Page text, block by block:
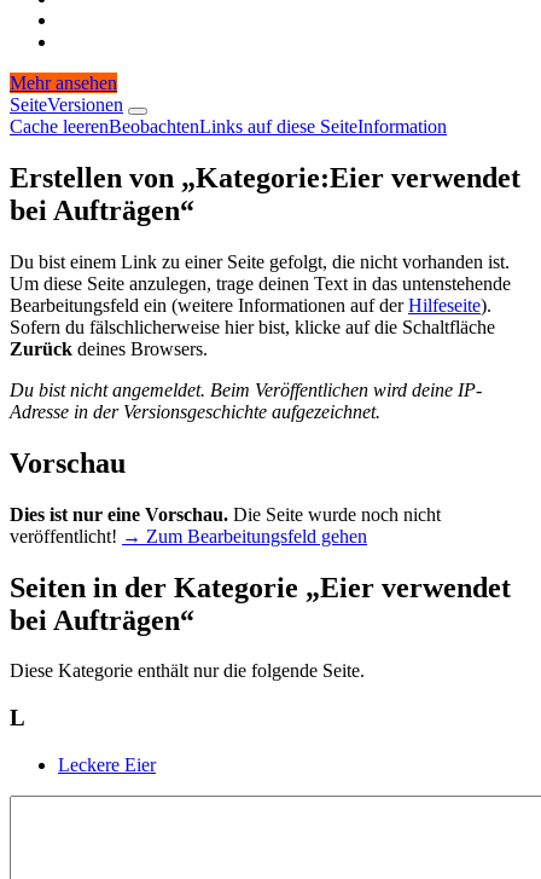
Mehr ansehen
SeiteVersionen
Cache leerenBeobachtenLinks auf diese SeiteInformation
Erstellen von „Kategorie:Eier verwendet
bei Aufträgen“
Du bist einem Link zu einer Seite gefolgt, die nicht vorhanden ist.
Um diese Seite anzulegen, trage deinen Text in das untenstehende
Bearbeitungsfeld ein (weitere Informationen auf derHilfeseite).
Sofern du fälschlicherweise hier bist, klicke auf die Schaltfläche
Zurück deines Browsers.
Du bist nicht angemeldet. Beim Veröffentlichen wird deine IP-
Adresse in der Versionsgeschichte aufgezeichnet.
Vorschau
Dies ist nur eine Vorschau. Die Seite wurde noch nicht
veröffentlicht! → Zum Bearbeitungsfeld gehen
Seiten in der Kategorie „Eier verwendet
bei Aufträgen“
Diese Kategorie enthält nur die folgende Seite.
L
Leckere Eier